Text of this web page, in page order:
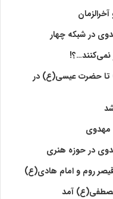
در شبکه چهار
تا حضرت عیسی(ع) در
مهدوی
در حوزه هنری
روم و امام هادی(ع)
آمد